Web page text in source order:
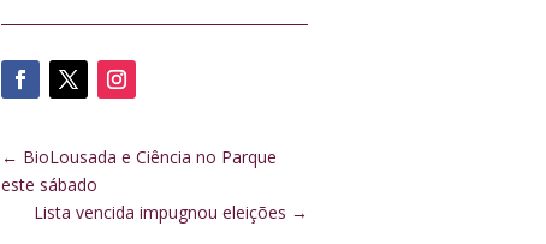
← BioLousada e Ciência no Parque
este sábado
Lista vencida impugnou eleições →